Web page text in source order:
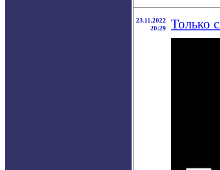
23.11.2022
20:29
Только